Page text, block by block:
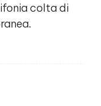
colta di